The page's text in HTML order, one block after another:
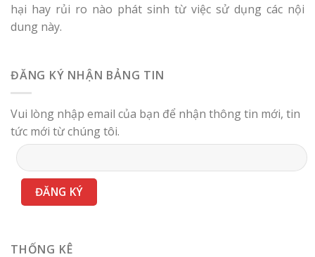
hại hay rủi ro nào phát sinh từ việc sử dụng các nội
dung này.
ĐĂNG KÝ NHẬN BẢNG TIN
Vui lòng nhập email của bạn để nhận thông tin mới, tin
tức mới từ chúng tôi.
THỐNG KÊ